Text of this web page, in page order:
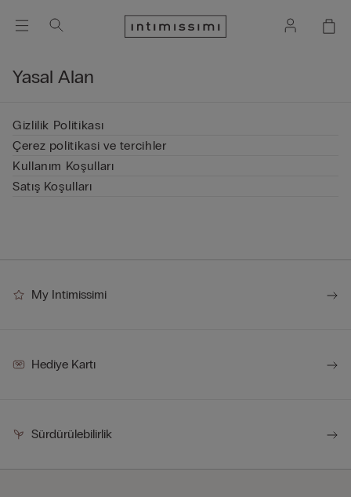
Yasal Alan
Gizlilik Politikası
Çerez politikasi ve tercihler
Kullanım Koşulları
Satış Koşulları
My Intimissimi
Hediye Kartı
Sürdürülebilirlik